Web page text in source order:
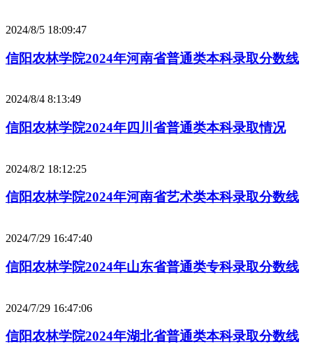
2024/8/5 18:09:47
信阳农林学院2024年河南省普通类本科录取分数线
2024/8/4 8:13:49
信阳农林学院2024年四川省普通类本科录取情况
2024/8/2 18:12:25
信阳农林学院2024年河南省艺术类本科录取分数线
2024/7/29 16:47:40
信阳农林学院2024年山东省普通类专科录取分数线
2024/7/29 16:47:06
信阳农林学院2024年湖北省普通类本科录取分数线